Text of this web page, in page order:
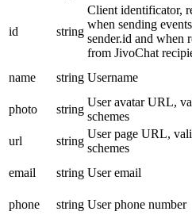
id string
Client identificator,
when sending
sender.id and when
from JivoChat
name string Username
photo
string
User avatar URL,
schemes
url
string
User page URL,
schemes
email
string User email
phone
string User phone number